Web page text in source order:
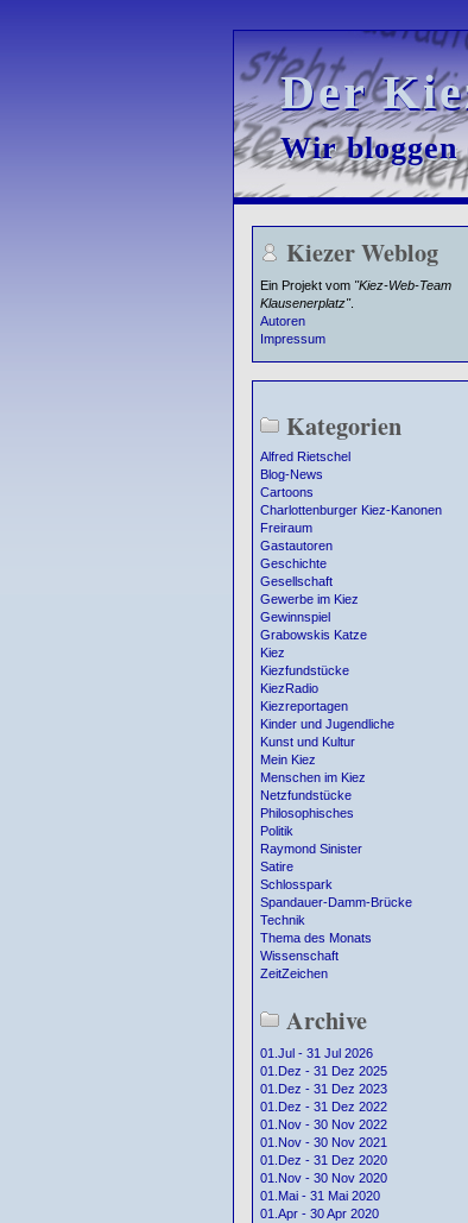
Der
Der
Wir bloggen
Wir bloggen
Kiezer Weblog
Ein Projekt vom "Kiez-Web-Team
Klausenerplatz".
Autoren
Impressum
Kategorien
Alfred Rietschel
Blog-News
Cartoons
Charlottenburger Kiez-Kanonen
Freiraum
Gastautoren
Geschichte
Gesellschaft
Gewerbe im Kiez
Gewinnspiel
Grabowskis Katze
Kiez
Kiezfundstücke
KiezRadio
Kiezreportagen
Kinder und Jugendliche
Kunst und Kultur
Mein Kiez
Menschen im Kiez
Netzfundstücke
Philosophisches
Politik
Raymond Sinister
Satire
Schlosspark
Spandauer-Damm-Brücke
Technik
Thema des Monats
Wissenschaft
ZeitZeichen
Archive
01.Jul - 31 Jul 2026
01.Dez - 31 Dez 2025
01.Dez - 31 Dez 2023
01.Dez - 31 Dez 2022
01.Nov - 30 Nov 2022
01.Nov - 30 Nov 2021
01.Dez - 31 Dez 2020
01.Nov - 30 Nov 2020
01.Mai - 31 Mai 2020
01.Apr - 30 Apr 2020